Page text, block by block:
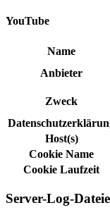
YouTube
Name
Anbieter
Zweck
Host(s)
Cookie Name
Cookie Laufzeit
Server-Log-